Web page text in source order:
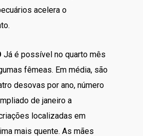
acelera o
Já é possível no quarto mês
fêmeas. Em média, são
desovas por ano, número
de janeiro a
localizadas em
mais quente. As mães